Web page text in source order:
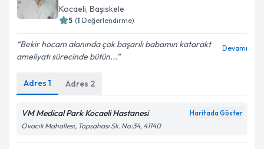
Kocaeli, Başiskele
5 (1 Değerlendirme)
Bekir hocam alanında çok başarılı babamın katarakt
ameliyatı sürecinde bütün...
Devamı
Adres 1 Adres 2
VM Medical Park Kocaeli Hastanesi Haritada Göster
Ovacık Mahallesi, Topsahası Sk. No:34, 41140